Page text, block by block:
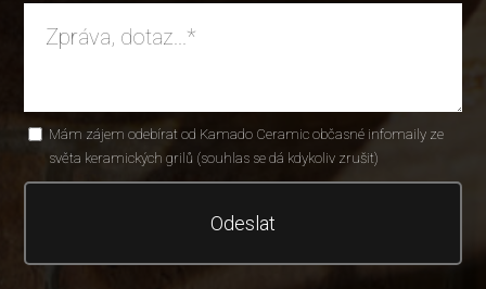
Mám zájem odebírat od Kamado Ceramic občasné infomaily ze
světa keramických grilů (souhlas se dá kdykoliv zrušit)
Odeslat